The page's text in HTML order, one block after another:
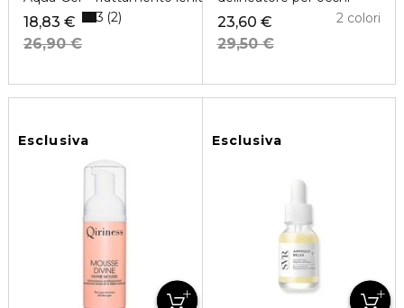
18,83 €
26,90 €
3 2
23,60 €
29,50 €
2 colori
Esclusiva Esclusiva